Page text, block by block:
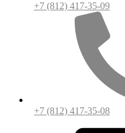
+7 (812) 417-35-09
+7 (812) 417-35-08